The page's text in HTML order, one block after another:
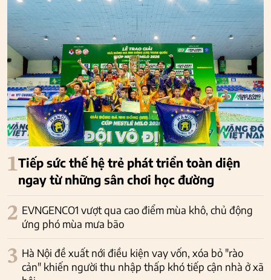
1Tiếp sức thế hệ trẻ phát triển toàn diện
ngay từ những sân chơi học đường
2 EVNGENCO1 vượt qua cao điểm mùa khô, chủ động
ứng phó mùa mưa bão
3 Hà Nội đề xuất nới điều kiện vay vốn, xóa bỏ "rào
cản" khiến người thu nhập thấp khó tiếp cận nhà ở xã